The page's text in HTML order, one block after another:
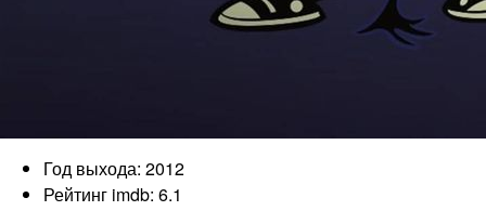
Год выхода: 2012
Рейтинг imdb: 6.1